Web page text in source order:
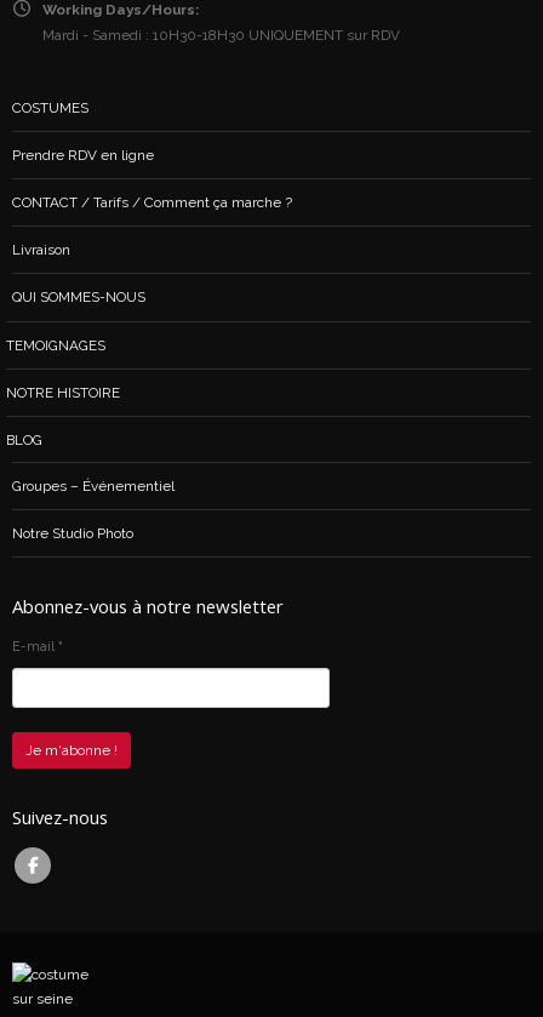
Working Days/Hours:
Mardi - Samedi : 10H30-18H30 UNIQUEMENT sur RDV
COSTUMES
Prendre RDV en ligne
CONTACT / Tarifs / Comment ça marche ?
Livraison
QUI SOMMES-NOUS
TEMOIGNAGES
NOTRE HISTOIRE
BLOG
Groupes – Événementiel
Notre Studio Photo
Abonnez-vous à notre newsletter
E-mail *
Suivez-nous